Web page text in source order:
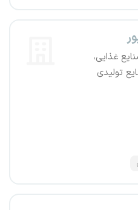
غذایی،
تولیدی